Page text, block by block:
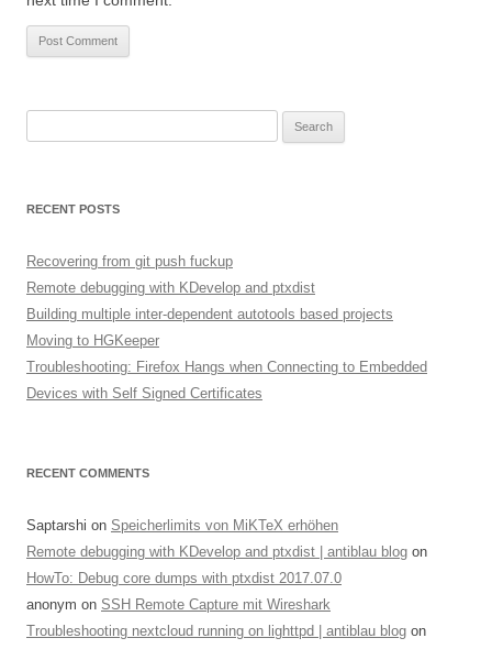
RECENT POSTS
Recovering from git push fuckup
Remote debugging with KDevelop and ptxdist
Building multiple inter-dependent autotools based projects
Moving to HGKeeper
Troubleshooting: Firefox Hangs when Connecting to Embedded
Devices with Self Signed Certificates
RECENT COMMENTS
Saptarshi on Speicherlimits von MiKTeX erhöhen
Remote debugging with KDevelop and ptxdist | antiblau blog on
HowTo: Debug core dumps with ptxdist 2017.07.0
anonym on SSH Remote Capture mit Wireshark
Troubleshooting nextcloud running on lighttpd | antiblau blog on